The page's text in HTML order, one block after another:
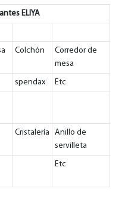
ELIYA
Colchón
Corredor de
mesa
spendax Etc
Cristalería
Anillo de
servilleta
Etc